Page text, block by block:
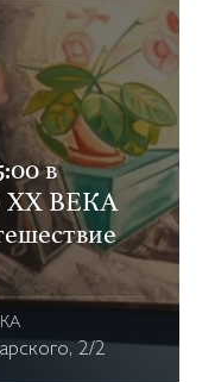
в
ВЕКА
2/2